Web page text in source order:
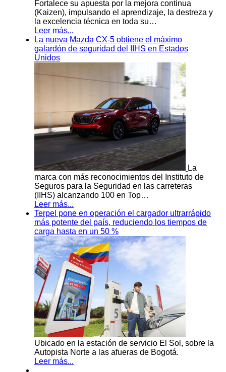
Fortalece su apuesta por la mejora continua
(Kaizen), impulsando el aprendizaje, la destreza y
la excelencia técnica en toda su…
Leer más...
La nueva Mazda CX-5 obtiene el máximo
galardón de seguridad del IIHS en Estados
Unidos
La
marca con más reconocimientos del Instituto de
Seguros para la Seguridad en las carreteras
(IIHS) alcanzando 100 en Top…
Leer más...
Terpel pone en operación el cargador ultrarrápido
más potente del país, reduciendo los tiempos de
carga hasta en un 50 %
Ubicado en la estación de servicio El Sol, sobre la
Autopista Norte a las afueras de Bogotá.
Leer más...